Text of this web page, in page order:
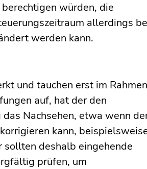
würden, die
allerdings
werden kann.
und tauchen erst im
auf, hat der den
Nachsehen, etwa wenn
kann,
sollten deshalb eingehende
prüfen, um